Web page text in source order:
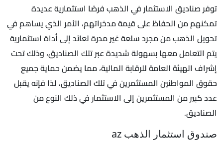
توفر صناديق الاستثمار في الذهب فرصًا استثمارية عديدة
تمكنهم من الحفاظ على قيمة مدخراتهم، الأمر الذي يساهم في
تحويل الذهب من مجرد سلعة غير مدرة لعائد إلى أداة استثمارية
يتم التعامل معها بسهولة شديدة عبر تلك الصناديق، وذلك تحت
إشراف الهيئة العامة للرقابة المالية، مما يضمن حماية جميع
حقوق المواطنين المستثمرين في تلك الصناديق، لذا فإنه يقبل
عدد كبير من المستثمرين إلى الاستثمار في ذلك النوع من
الصناديق.
صندوق استثمار الذهب az